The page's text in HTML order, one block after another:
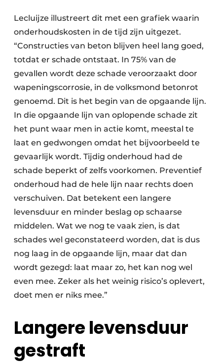
Lecluijze illustreert dit met een grafiek waarin
onderhoudskosten in de tijd zijn uitgezet.
“Constructies van beton blijven heel lang goed,
totdat er schade ontstaat. In 75% van de
gevallen wordt deze schade veroorzaakt door
wapeningscorrosie, in de volksmond betonrot
genoemd. Dit is het begin van de opgaande lijn.
In die opgaande lijn van oplopende schade zit
het punt waar men in actie komt, meestal te
laat en gedwongen omdat het bijvoorbeeld te
gevaarlijk wordt. Tijdig onderhoud had de
schade beperkt of zelfs voorkomen. Preventief
onderhoud had de hele lijn naar rechts doen
verschuiven. Dat betekent een langere
levensduur en minder beslag op schaarse
middelen. Wat we nog te vaak zien, is dat
schades wel geconstateerd worden, dat is dus
nog laag in de opgaande lijn, maar dat dan
wordt gezegd: laat maar zo, het kan nog wel
even mee. Zeker als het weinig risico’s oplevert,
doet men er niks mee.”
Langere levensduur
gestraft